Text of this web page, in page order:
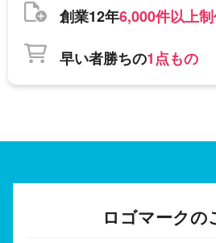
創業12年6,000件以上
早い者勝ちの1点もの
ロゴマークの